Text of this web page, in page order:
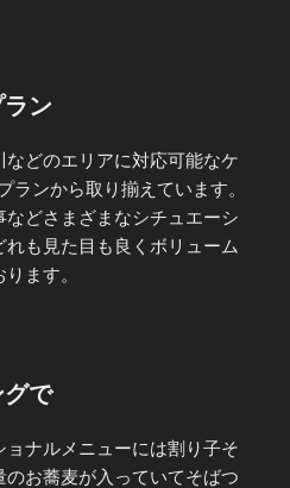
ン
どのエリアに対応可能なケ
ランから取り揃えています。
どさまざまなシチュエーシ
れも見た目も良くボリューム
ます。
で
ナルメニューには割り子そ
お蕎麦が入っていてそばつ